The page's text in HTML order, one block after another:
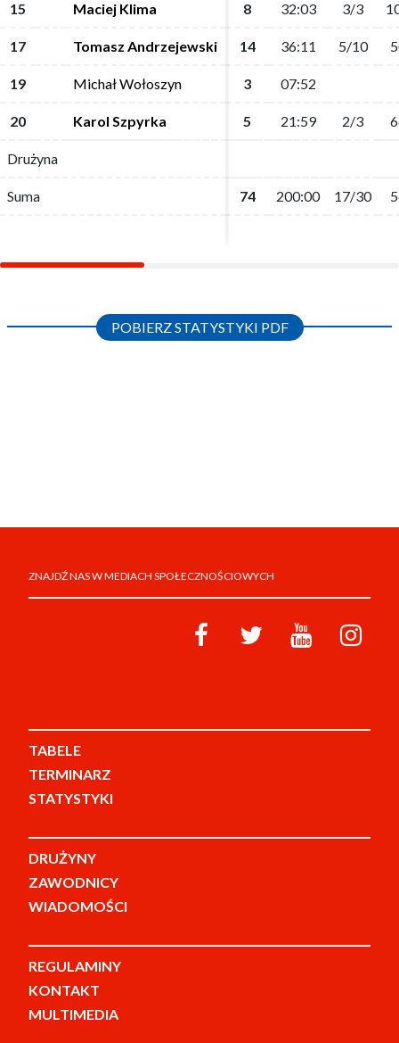
15 Maciej Klima 8 32:03 3/3
17 Tomasz Andrzejewski 14 36:11 5/10
19 Michał Wołoszyn 3 07:52
20 Karol Szpyrka 5 21:59 2/3
Drużyna
Suma 74 200:00 17/30
15 Maciej Klima 8 32:03 3/3
17 Tomasz Andrzejewski 14 36:11 5/10
19 Michał Wołoszyn 3 07:52
20 Karol Szpyrka 5 21:59 2/3
Drużyna
Suma 74 200:00 17/30
POBIERZ STATYSTYKI PDF
ZNAJDŹ NAS W MEDIACH SPOŁECZNOŚCIOWYCH
TABELE
TERMINARZ
STATYSTYKI
DRUŻYNY
ZAWODNICY
WIADOMOŚCI
REGULAMINY
KONTAKT
MULTIMEDIA